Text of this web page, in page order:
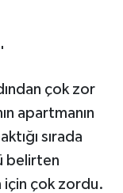
çok zor
apartmanın
sırada
belirten
için çok zordu.